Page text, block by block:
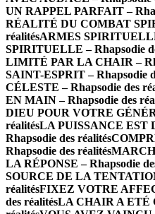
UN RAPPEL PARFAIT –
RÉALITÉ DU COMBAT
réalitésARMES
SPIRITUELLE – Rhapsodie
LIMITÉ PAR LA CHAIR –
SAINT-ESPRIT – Rhapsodie
CÉLESTE – Rhapsodie des
EN MAIN – Rhapsodie des
DIEU POUR VOTRE
réalitésLA PUISSANCE EST
Rhapsodie des réalités
Rhapsodie des réalités
LA RÉPONSE – Rhapsodie
SOURCE DE LA
réalitésFIXEZ VOTRE
des réalitésLA CHAIR A ETÉ